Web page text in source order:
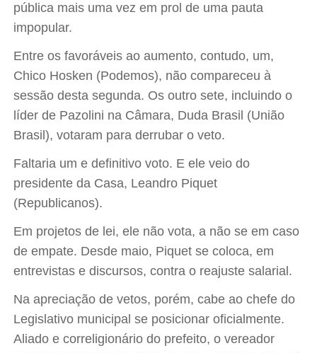
pública mais uma vez em prol de uma pauta
impopular.
Entre os favoráveis ao aumento, contudo, um,
Chico Hosken (Podemos), não compareceu à
sessão desta segunda. Os outro sete, incluindo o
líder de Pazolini na Câmara, Duda Brasil (União
Brasil), votaram para derrubar o veto.
Faltaria um e definitivo voto. E ele veio do
presidente da Casa, Leandro Piquet
(Republicanos).
Em projetos de lei, ele não vota, a não se em caso
de empate. Desde maio, Piquet se coloca, em
entrevistas e discursos, contra o reajuste salarial.
Na apreciação de vetos, porém, cabe ao chefe do
Legislativo municipal se posicionar oficialmente.
Aliado e correligionário do prefeito, o vereador